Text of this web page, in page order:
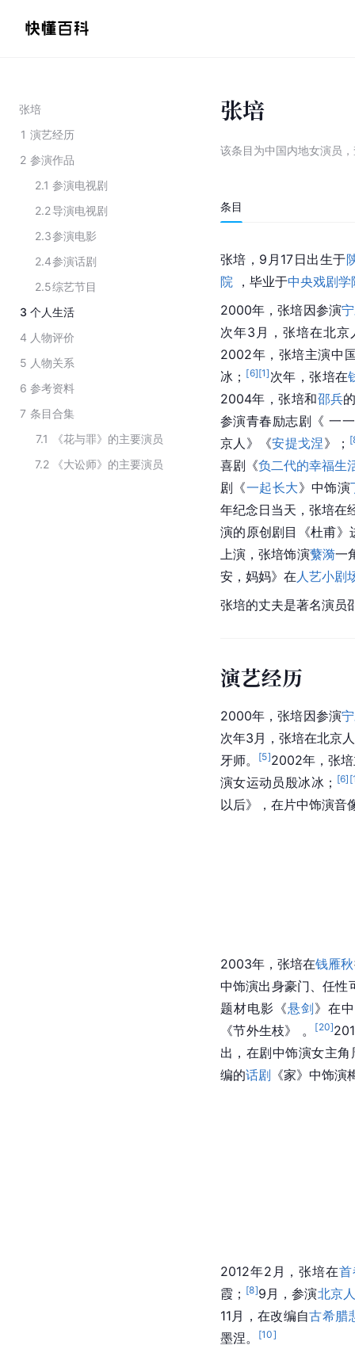
张培
1 演艺经历
2 参演作品
2.1 参演电视剧
2.2导演电视剧
2.3参演电影
2.4参演话剧
2.5综艺节目
3 个人生活
4 人物评价
5 人物关系
6 参考资料
7 条目合集
7.1
《花与罪》的主要演员
7.2
《大讼师》的主要演员
张培
该条目为中国内地女演员 ，
条目
张培，9月17日出生于
院 ，毕业于中央戏剧学
2000年，张培因参演
次年3月，张培在北京
2002年，张培主演中
冰； [6][1] 次年，张培在
2004年，张培和邵兵
参演青春励志剧《 一
京人》《安提戈涅》； [
喜剧《负二代的幸福生
剧《一起长大》中饰演
年纪念日当天，张培在
演的原创剧目《杜甫》
上演，张培饰演蘩漪一
安，妈妈》在 人艺小剧
张培的丈夫是著名演员
演艺经历
2000年，张培因参演
次年3月，张培在北京
牙师。
[5]2002年，张
演女运动员殷冰冰； [6] [
以后》，在片中饰演音
2003年，张培在钱雁秋
中饰演出身豪门、任性
题材电影《悬剑》在
《节外生枝》 。
[20]
出，在剧中饰演女主
编的话剧 《家》中饰演
2012年2月，张培在
霞； [8]9月，参演北京
11月，在改编自古希腊
墨涅。
[10]